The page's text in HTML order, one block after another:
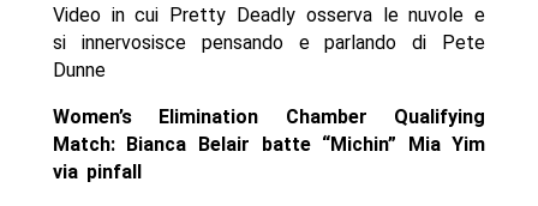
Video in cui Pretty Deadly osserva le nuvole e
si innervosisce pensando e parlando di Pete
Dunne
Women’s Elimination Chamber Qualifying
Match: Bianca Belair batte “Michin” Mia Yim
via pinfall